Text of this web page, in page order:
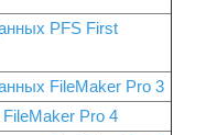
PFS First
FileMaker Pro 3
Pro 4